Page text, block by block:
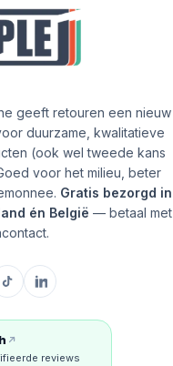
geeft retouren een nieuw
duurzame, kwalitatieve
(ook wel tweede kans
voor het milieu, beter
Gratis bezorgd in
én België — betaal met
reviews